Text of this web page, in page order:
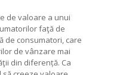
de valoare a unui
faţă de
de consumatori, care
de vânzare mai
din diferență. Ca